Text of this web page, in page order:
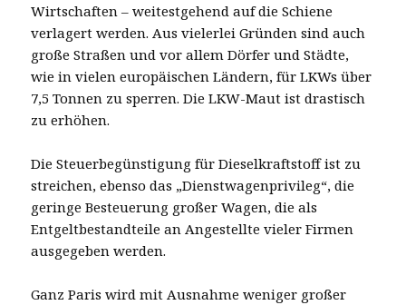
Wirtschaften – weitestgehend auf die Schiene
verlagert werden. Aus vielerlei Gründen sind auch
große Straßen und vor allem Dörfer und Städte,
wie in vielen europäischen Ländern, für LKWs über
7,5 Tonnen zu sperren. Die LKW-Maut ist drastisch
zu erhöhen.
Die Steuerbegünstigung für Dieselkraftstoff ist zu
streichen, ebenso das „Dienstwagenprivileg“, die
geringe Besteuerung großer Wagen, die als
Entgeltbestandteile an Angestellte vieler Firmen
ausgegeben werden.
Ganz Paris wird mit Ausnahme weniger großer